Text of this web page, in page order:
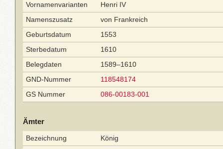
Vornamenvarianten
Henri IV
Namenszusatz
von Frankreich
Geburtsdatum
1553
Sterbedatum
1610
Belegdaten
1589–1610
GND-Nummer
118548174
GS Nummer
086-00183-001
Ämter
Bezeichnung
König